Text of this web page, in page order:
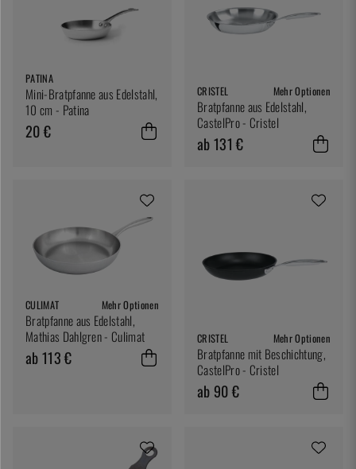
PATINA
Mini-Bratpfanne aus Edelstahl,
10 cm - Patina
20 €
CRISTEL Mehr Optionen
Bratpfanne aus Edelstahl,
CastelPro - Cristel
ab 131 €
CULIMAT Mehr Optionen
Bratpfanne aus Edelstahl,
Mathias Dahlgren - Culimat
ab 113 €
CRISTEL Mehr Optionen
Bratpfanne mit Beschichtung,
CastelPro - Cristel
ab 90 €